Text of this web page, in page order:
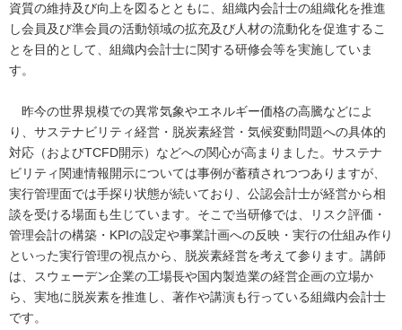
資質の維持及び向上を図るとともに、組織内会計士の組織化を推進
し会員及び準会員の活動領域の拡充及び人材の流動化を促進するこ
とを目的として、組織内会計士に関する研修会等を実施していま
す。
昨今の世界規模での異常気象やエネルギー価格の高騰などによ
り、サステナビリティ経営・脱炭素経営・気候変動問題への具体的
対応（およびTCFD開示）などへの関心が高まりました。サステナ
ビリティ関連情報開示については事例が蓄積されつつありますが、
実行管理面では手探り状態が続いており、公認会計士が経営から相
談を受ける場面も生じています。そこで当研修では、リスク評価・
管理会計の構築・KPIの設定や事業計画への反映・実行の仕組み作り
といった実行管理の視点から、脱炭素経営を考えて参ります。講師
は、スウェーデン企業の工場長や国内製造業の経営企画の立場か
ら、実地に脱炭素を推進し、著作や講演も行っている組織内会計士
です。